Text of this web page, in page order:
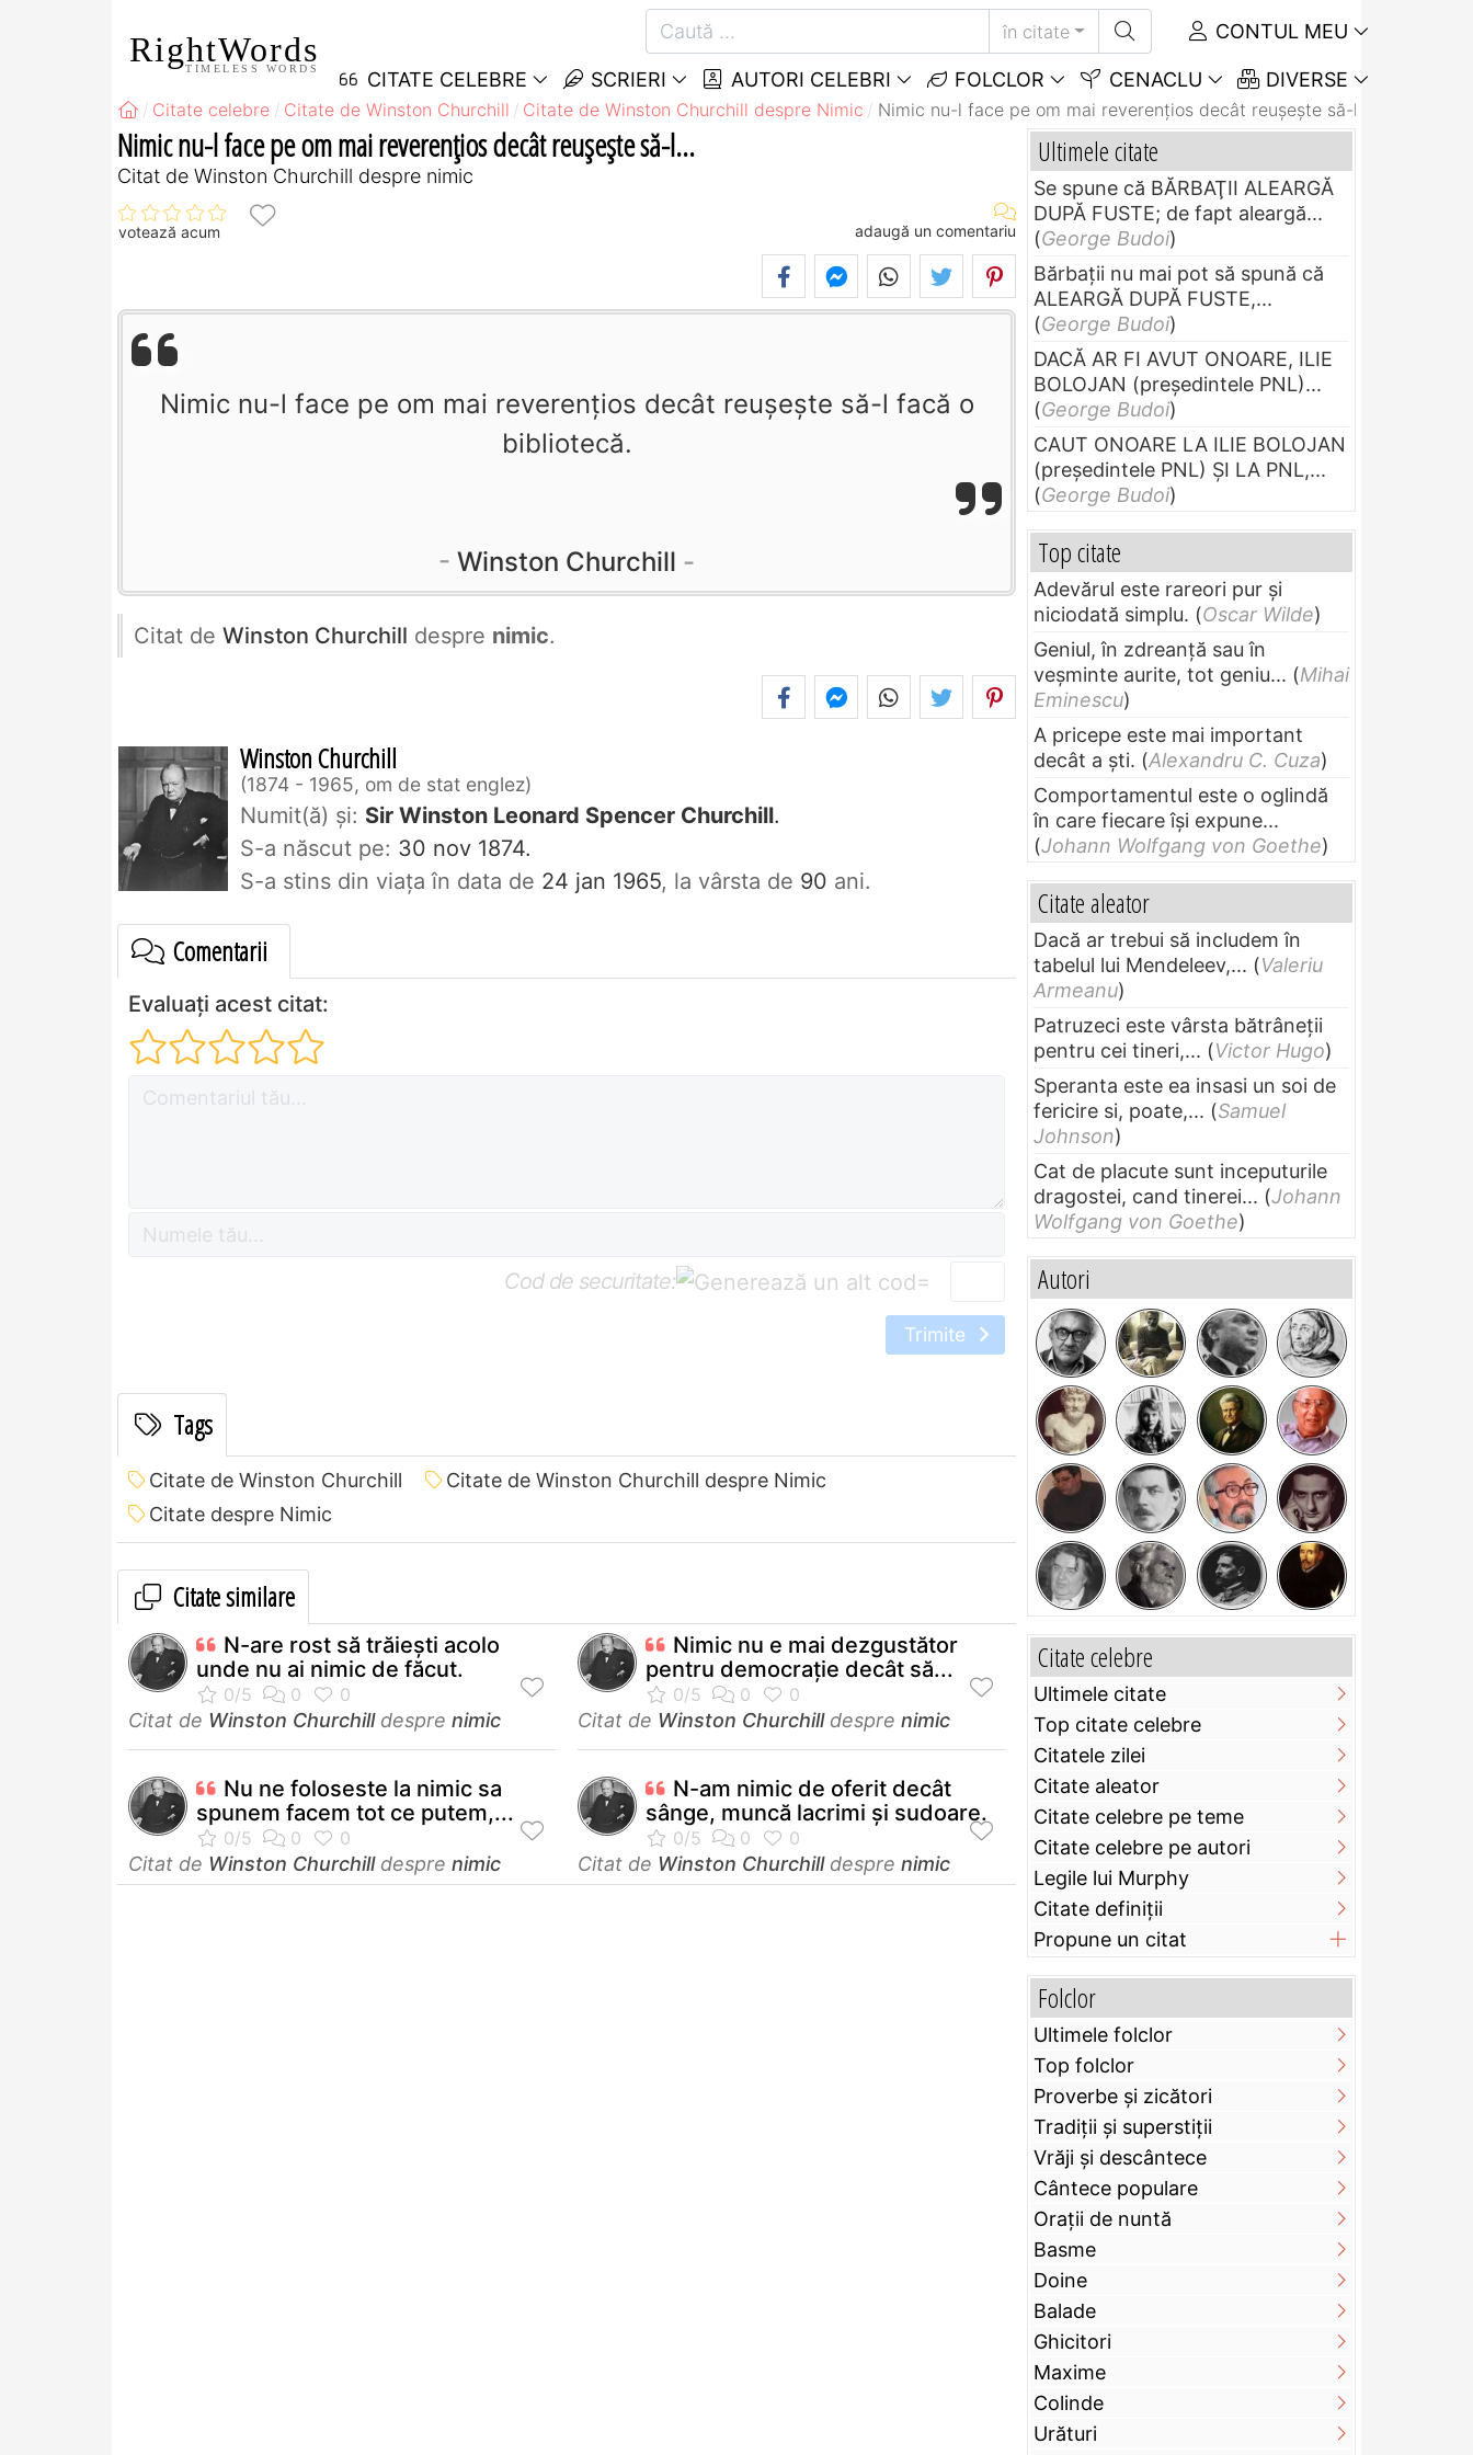
RightWords
TIMELESS WORDS
în citate CONTUL MEU
CITATE CELEBRE SCRIERI AUTORI CELEBRI FOLCLOR CENACLU DIVERSE
Citate celebre Citate de Winston Churchill Citate de Winston Churchill despre Nimic Nimic nu-l face pe om mai reverenţios decât reuşeşte să-l...
Nimic nu-l face pe om mai reverenţios decât reuşeşte să-l...
Citat de Winston Churchill despre nimic
votează acum adaugă un comentariu
Nimic nu-l face pe om mai reverenţios decât reuşeşte să-l facă o
bibliotecă.
Winston Churchill
Citat de Winston Churchill despre nimic.
Winston Churchill
1874 - 1965, om de stat englez
Numit(ă) și: Sir Winston Leonard Spencer Churchill.
S-a născut pe: 30 nov 1874.
S-a stins din viaţa în data de 24 jan 1965, la vârsta de 90 ani.
Comentarii
Evaluați acest citat:
Cod de securitate: =
Trimite
Tags
Citate de Winston Churchill
Citate de Winston Churchill despre Nimic
Citate despre Nimic
Citate similare
N-are rost să trăieşti acolo
unde nu ai nimic de făcut.
Citat de Winston Churchilldespre nimic
Nimic nu e mai dezgustător
pentru democraţie decât să...
Citat de Winston Churchilldespre nimic
Nu ne foloseste la nimic sa
spunem facem tot ce putem,...
Citat de Winston Churchilldespre nimic
N-am nimic de oferit decât
sânge, muncă lacrimi şi sudoare.
Citat de Winston Churchilldespre nimic
Ultimele citate
Se spune că BĂRBAŢII ALEARGĂ
DUPĂ FUSTE; de fapt aleargă...
(George Budoi)
Bărbaţii nu mai pot să spună că
ALEARGĂ DUPĂ FUSTE,...
(George Budoi)
DACĂ AR FI AVUT ONOARE, ILIE
BOLOJAN (preşedintele PNL)...
(George Budoi)
CAUT ONOARE LA ILIE BOLOJAN
(preşedintele PNL) ŞI LA PNL,...
(George Budoi)
Top citate
Adevărul este rareori pur și
niciodată simplu. (Oscar Wilde)
Geniul, în zdreanţă sau în
veşminte aurite, tot geniu... (Mihai
Eminescu)
A pricepe este mai important
decât a ști. (Alexandru C. Cuza)
Comportamentul este o oglindă
în care fiecare își expune...
(Johann Wolfgang von Goethe)
Citate aleator
Dacă ar trebui să includem în
tabelul lui Mendeleev,... (Valeriu
Armeanu)
Patruzeci este vârsta bătrâneții
pentru cei tineri,... (Victor Hugo)
Speranta este ea insasi un soi de
fericire si, poate,... (Samuel
Johnson)
Cat de placute sunt inceputurile
dragostei, cand tinerei... (Johann
Wolfgang von Goethe)
Autori
Citate celebre
Ultimele citate
Top citate celebre
Citatele zilei
Citate aleator
Citate celebre pe teme
Citate celebre pe autori
Legile lui Murphy
Citate definiţii
Propune un citat
Folclor
Ultimele folclor
Top folclor
Proverbe și zicători
Tradiții și superstiții
Vrăji și descântece
Cântece populare
Orații de nuntă
Basme
Doine
Balade
Ghicitori
Maxime
Colinde
Urături